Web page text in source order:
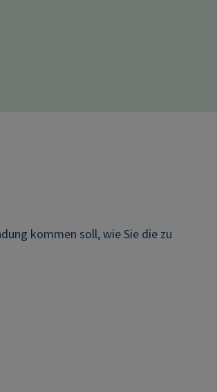
kommen soll, wie Sie die zu